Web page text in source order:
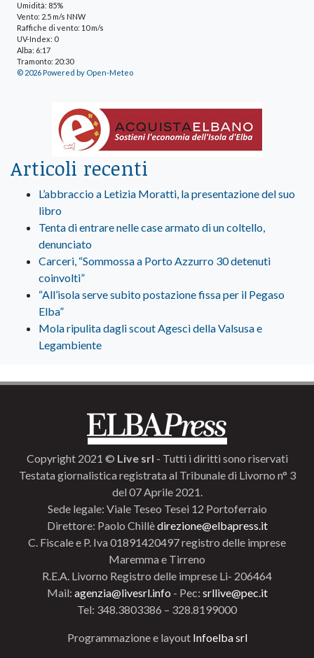
Umidità: 85%
Vento: 2.5 m/s NNW
Raffiche di vento: 10 m/s
UV-Index: 0
Alba: 6:17
Tramonto: 20:30
© 2026 Powered by Open-Meteo
Articoli recenti
L’abbraccio a Letizia Moratti, la presentazione del suo
libro
Tenta di entrare nelle case armato di un coltello,
denunciato
Carceri, “Sommossa a Porto Azzurro 30 detenuti
coinvolti”
“All’isola serve subito postazione fissa per il Pegaso
Elba”
Mola ripulita dagli scout Agesci della Valsusa e
Legambiente
Copyright 2021 © Live srl - Tutti i diritti sono riservati
Testata giornalistica registrata al Tribunale di Livorno n° 3
del 07 Aprile 2021.
Sede legale: Viale Teseo Tesei 12 Portoferraio
Direttore: Paolo Chillèdirezione@elbapress.it
C. Fiscale e P. Iva 01891420497 registro delle imprese
Maremma e Tirreno
R.E.A. Livorno Registro delle imprese Li- 206464
Mail: agenzia@livesrl.info - Pec: srllive@pec.it
Tel: 348.3803386 – 328.8199000
Programmazione e layout Infoelba srl